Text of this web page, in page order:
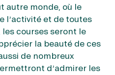
autre monde, où le
l’activité et de toutes
courses seront le
la beauté de ces
de nombreux
d’admirer les